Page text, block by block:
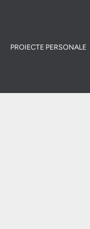
PROIECTE PERSONALE